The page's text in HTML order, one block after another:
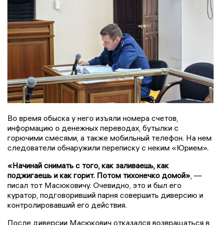
Во время обыска у него изъяли номера счетов,
информацию о денежных переводах, бутылки с
горючими смесями, а также мобильный телефон. На нем
следователи обнаружили переписку с неким «Юрием».
«Начинай снимать с того, как заливаешь, как
поджигаешь и как горит. Потом тихонечко домой» , —
писал тот Масюковичу. Очевидно, это и был его
куратор, подговоривший парня совершить диверсию и
контролировавший его действия.
После диверсии Масюкович отказался возвращаться в